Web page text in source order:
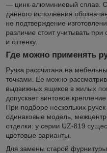
— цинк-алюминиевый сплав.
данного исполнения
не подтверждение
различие стоит учитывать
и оттенку.
Где можно применять
Ручка рассчитана на
точками. Ее можно
выдвижных ящиков в жилых
допускает винтовое
При подборе нескольких
одинаковые модель,
отделки: у серии UZ-819
цветовые варианты.
Для замены старой